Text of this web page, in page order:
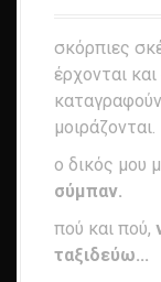
σκόρπιες
έρχονται
μοιράζονται.
ο δικός μου
σύμπαν.
πού και πού,
ταξιδεύω...